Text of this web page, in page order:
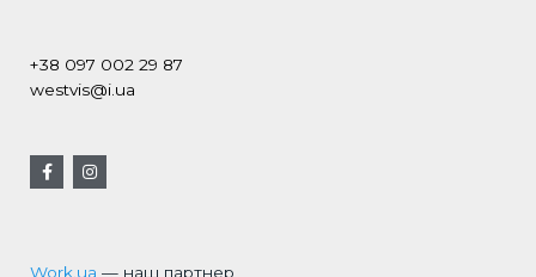
+38 097 002 29 87
westvis@i.ua
Work.ua — наш партнер